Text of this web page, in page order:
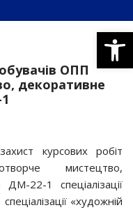
ОПП
декоративне
курсових робіт
мистецтво,
22-1 спеціалізації
«художній